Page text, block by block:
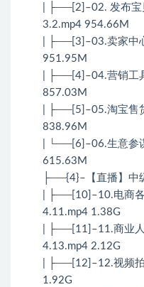
| ├──[2]–02. 发布宝
3.2.mp4 954.66M
| ├──[3]–03.卖家中
951.95M
| ├──[4]–04.营销工
857.03M
| ├──[5]–05.淘宝售
838.96M
| └──[6]–06.生意参
615.63M
├──{4}–【直播】中
| ├──[10]–10.电商
4.11.mp4 1.38G
| ├──[11]–11.商业
4.13.mp4 2.12G
| ├──[12]–12.视频
1.92G